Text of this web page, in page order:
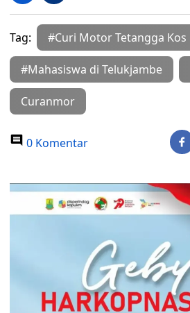
Tag: #Curi Motor Tetangga Kos
#Mahasiswa di Telukjambe
Curanmor
0 Komentar